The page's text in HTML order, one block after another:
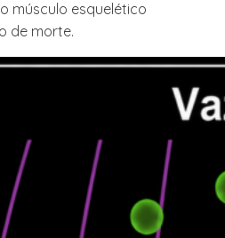
músculo esquelético
de morte.